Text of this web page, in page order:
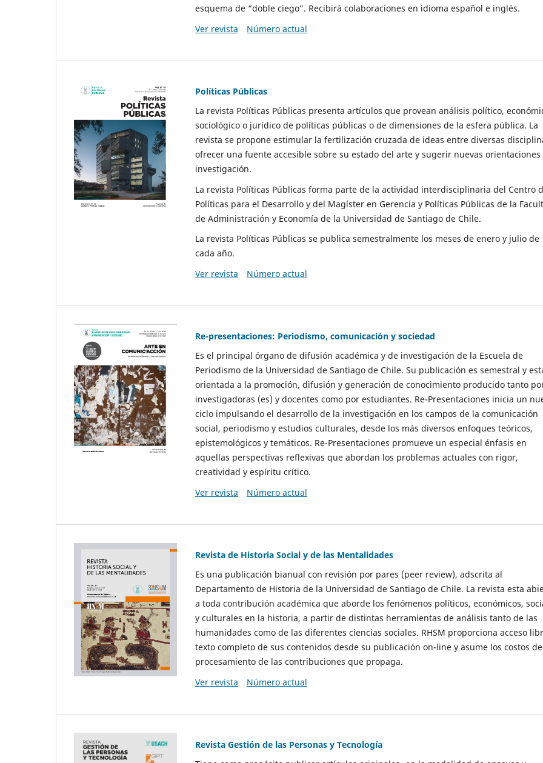
esquema de “doble ciego”. Recibirá colaboraciones en idioma español e inglés.
Ver revista
Número actual
Políticas Públicas
La revista Políticas Públicas presenta artículos que provean análisis político,
sociológico o jurídico de políticas públicas o de dimensiones de la esfera pública. La
revista se propone estimular la fertilización cruzada de ideas entre diversas
ofrecer una fuente accesible sobre su estado del arte y sugerir nuevas orientaciones
investigación.
La revista Políticas Públicas forma parte de la actividad interdisciplinaria del Centro
Políticas para el Desarrollo y del Magíster en Gerencia y Políticas Públicas de la
de Administración y Economía de la Universidad de Santiago de Chile.
La revista Políticas Públicas se publica semestralmente los meses de enero y julio de
cada año.
Ver revista
Número actual
Re-presentaciones: Periodismo, comunicación y sociedad
Es el principal órgano de difusión académica y de investigación de la Escuela de
Periodismo de la Universidad de Santiago de Chile. Su publicación es semestral y
orientada a la promoción, difusión y generación de conocimiento producido tanto
investigadoras (es) y docentes como por estudiantes. Re-Presentaciones inicia un
ciclo impulsando el desarrollo de la investigación en los campos de la comunicación
social, periodismo y estudios culturales, desde los más diversos enfoques teóricos,
epistemológicos y temáticos. Re-Presentaciones promueve un especial énfasis en
aquellas perspectivas reflexivas que abordan los problemas actuales con rigor,
creatividad y espíritu crítico.
Ver revista
Número actual
Revista de Historia Social y de las Mentalidades
Es una publicación bianual con revisión por pares (peer review), adscrita al
Departamento de Historia de la Universidad de Santiago de Chile. La revista esta
a toda contribución académica que aborde los fenómenos políticos, económicos,
y culturales en la historia, a partir de distintas herramientas de análisis tanto de las
humanidades como de las diferentes ciencias sociales. RHSM proporciona acceso
texto completo de sus contenidos desde su publicación on-line y asume los costos de
procesamiento de las contribuciones que propaga.
Ver revista
Número actual
Revista Gestión de las Personas y Tecnología